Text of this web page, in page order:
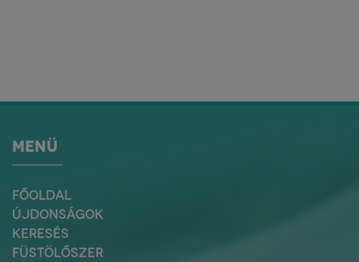
MENÜ
FŐOLDAL
ÚJDONSÁGOK
KERESÉS
FÜSTÖLŐSZER